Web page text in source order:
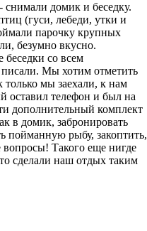
снимали домик и беседку.
(гуси, лебеди, утки и
парочку крупных
безумно вкусно.
со всем
Мы хотим отметить
мы заехали, к нам
оставил телефон и был на
дополнительный комплект
в домик, забронировать
пойманную рыбу, закоптить,
Такого еще нигде
сделали наш отдых таким